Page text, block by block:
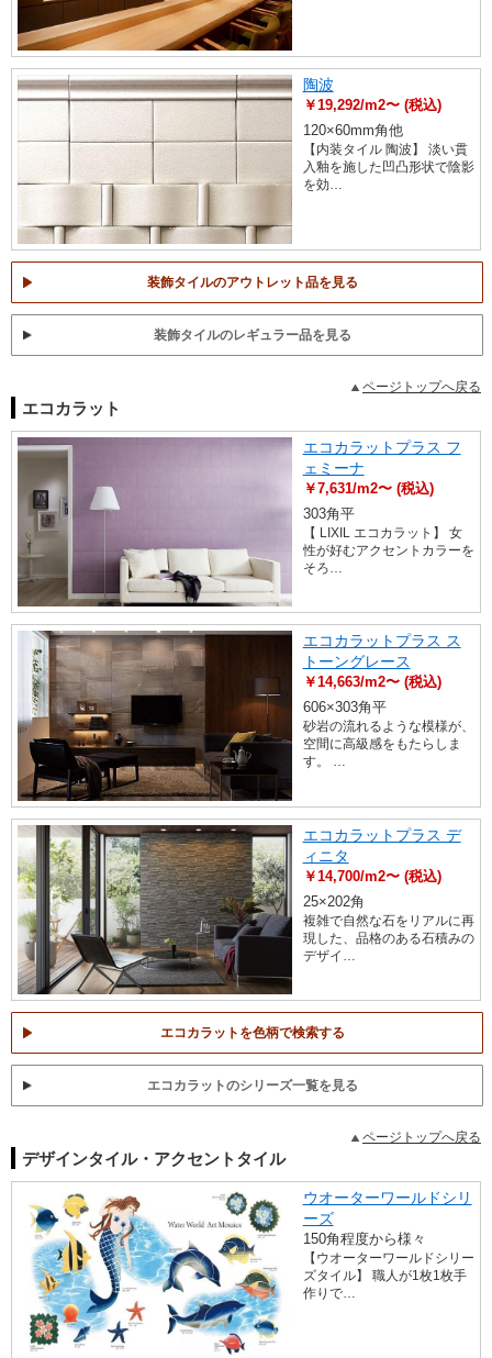
陶波
￥19,292/m2〜 (税込)
120×60mm角他
【内装タイル 陶波】 淡い貫
入釉を施した凹凸形状で陰影
を効…
装飾タイルのアウトレット品を見る
装飾タイルのレギュラー品を見る
ページトップへ戻る
エコカラット
エコカラットプラス フ
ェミーナ
￥7,631/m2〜 (税込)
303角平
【 LIXIL エコカラット】 女
性が好むアクセントカラーを
そろ…
エコカラットプラス ス
トーングレース
￥14,663/m2〜 (税込)
606×303角平
砂岩の流れるような模様が、
空間に高級感をもたらしま
す。 …
エコカラットプラス デ
ィニタ
￥14,700/m2〜 (税込)
25×202角
複雑で自然な石をリアルに再
現した、品格のある石積みの
デザイ…
エコカラットを色柄で検索する
エコカラットのシリーズ一覧を見る
ページトップへ戻る
デザインタイル・アクセントタイル
ウオーターワールドシリ
ーズ
150角程度から様々
【ウオーターワールドシリー
ズタイル】 職人が1枚1枚手
作りで…